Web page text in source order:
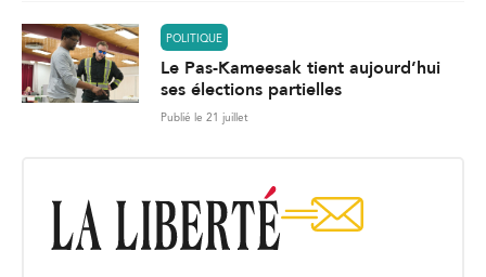
POLITIQUE
Le Pas-Kameesak tient aujourd’hui
ses élections partielles
Publié le 21 juillet